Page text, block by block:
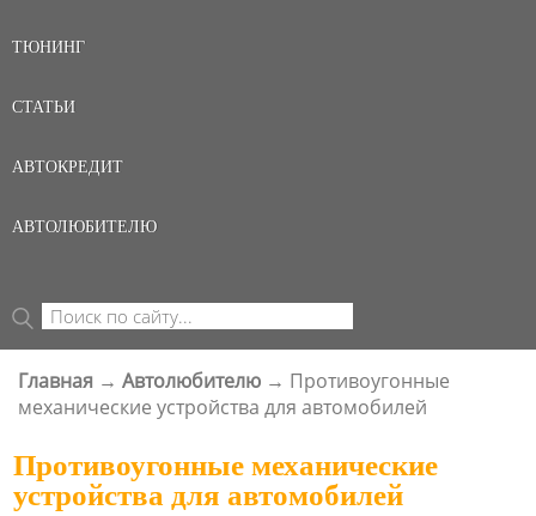
ТЮНИНГ
СТАТЬИ
АВТОКРЕДИТ
АВТОЛЮБИТЕЛЮ
ФОРМА ПОИСКА
Поиск
ВЫ ЗДЕСЬ
Главная → Автолюбителю → Противоугонные
механические устройства для автомобилей
Противоугонные механические
устройства для автомобилей